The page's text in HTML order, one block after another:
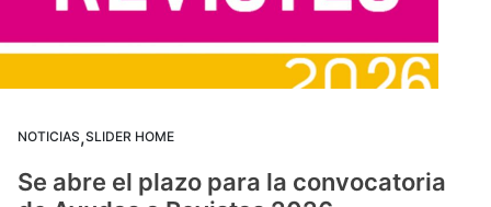
NOTICIAS,SLIDER HOME
Se abre el plazo para la convocatoria